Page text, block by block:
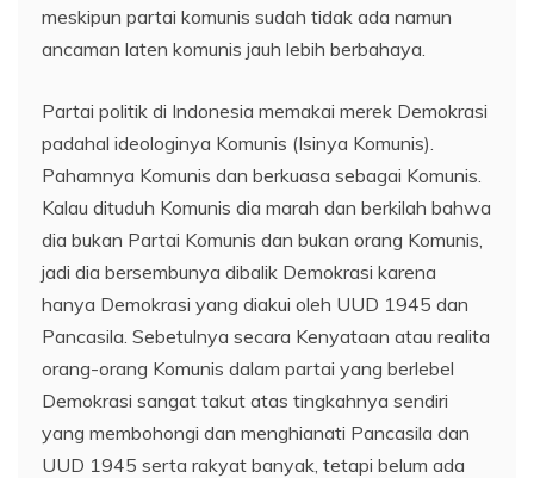
meskipun partai komunis sudah tidak ada namun
ancaman laten komunis jauh lebih berbahaya.
Partai politik di Indonesia memakai merek Demokrasi
padahal ideologinya Komunis (Isinya Komunis).
Pahamnya Komunis dan berkuasa sebagai Komunis.
Kalau dituduh Komunis dia marah dan berkilah bahwa
dia bukan Partai Komunis dan bukan orang Komunis,
jadi dia bersembunya dibalik Demokrasi karena
hanya Demokrasi yang diakui oleh UUD 1945 dan
Pancasila. Sebetulnya secara Kenyataan atau realita
orang-orang Komunis dalam partai yang berlebel
Demokrasi sangat takut atas tingkahnya sendiri
yang membohongi dan menghianati Pancasila dan
UUD 1945 serta rakyat banyak, tetapi belum ada